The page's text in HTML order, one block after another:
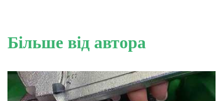
Більше від автора